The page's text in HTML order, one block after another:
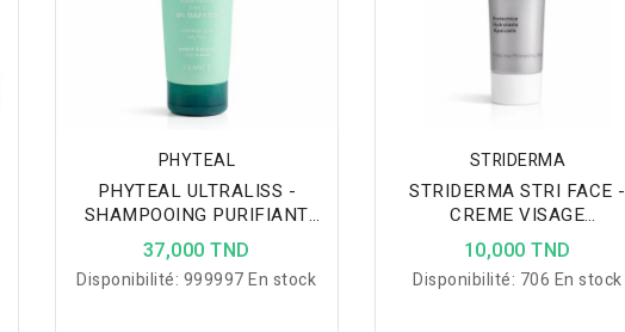
PHYTEAL
PHYTEAL ULTRALISS -
SHAMPOOING PURIFIANT
CHEVEUX GRAS AU
ROMARIN 250 ML
37,000 TND
Disponibilité: 999997 En stock
STRIDERMA
STRIDERMA STRI FACE -
CREME VISAGE
HYDRATANTE 100ML
10,000 TND
Disponibilité: 706 En stock